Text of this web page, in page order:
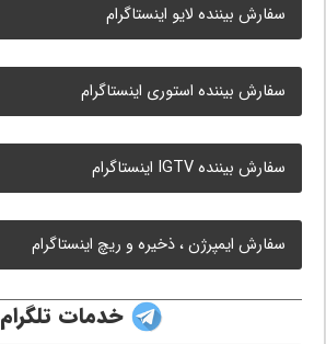
سفارش بیننده لایو اینستاگرام
سفارش بیننده استوری اینستاگرام
سفارش بیننده IGTV اینستاگرام
سفارش ایمپرژن ، ذخیره و ریچ اینستاگرام
خدمات تلگرام